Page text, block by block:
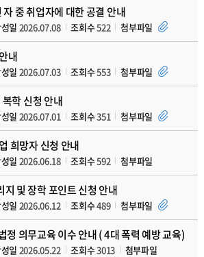
중 취업자에 대한 공결 안내
일 2026.07.08 조회수522 첨부파일
내
일 2026.07.03 조회수553 첨부파일
학 신청 안내
일 2026.07.01 조회수351 첨부파일
희망자 신청 안내
일 2026.06.18 조회수592 첨부파일
및 장학 포인트 신청 안내
일 2026.06.12 조회수489 첨부파일
정 의무교육 이수 안내 ( 4대 폭력 예방 교육)
일 2026.05.22 조회수3013 첨부파일